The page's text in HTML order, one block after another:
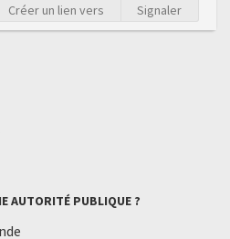
Créer un lien vers Signaler
AUTORITÉ PUBLIQUE ?